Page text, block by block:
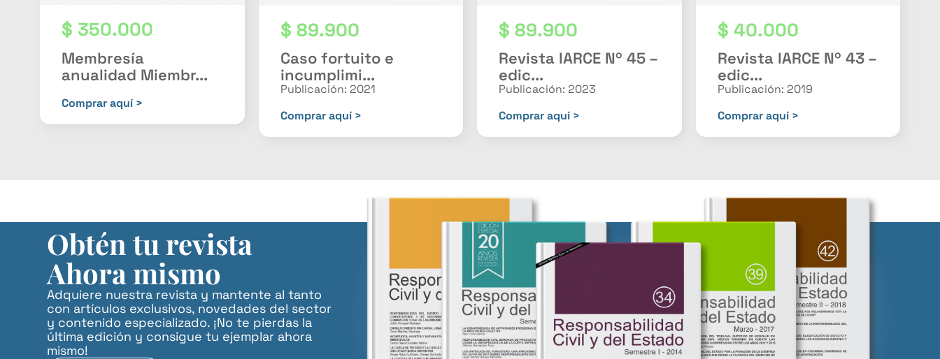
$ 350.000
Membresía
anualidad Miembr...
Comprar aquí >
$ 89.900
Caso fortuito e
incumplimi...
Publicación: 2021
Comprar aquí >
$ 89.900
Revista IARCE Nº 45 –
edic...
Publicación: 2023
Comprar aquí >
$ 40.000
Revista IARCE Nº 43 –
edic...
Publicación: 2019
Comprar aquí >
Obtén tu revista
Ahora mismo
Adquiere nuestra revista y mantente al tanto
con artículos exclusivos, novedades del sector
y contenido especializado. ¡No te pierdas la
última edición y consigue tu ejemplar ahora
mismo!